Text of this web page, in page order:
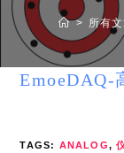
> 所有
EmoeDAQ-
TAGS: ANALOG,